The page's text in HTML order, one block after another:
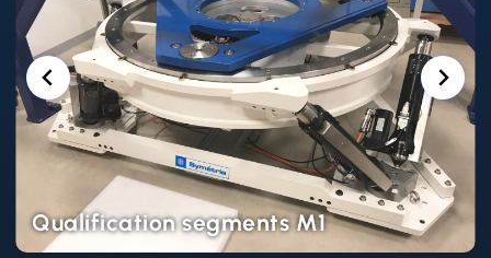
Qualification segments M1